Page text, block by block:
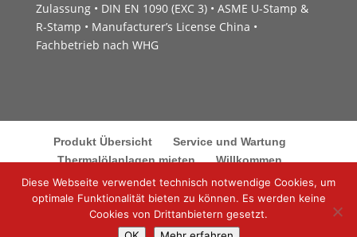
Zulassung • DIN EN 1090 (EXC 3) • ASME U-Stamp &
R-Stamp • Manufacturer’s License China •
Fachbetrieb nach WHG
Produkt Übersicht
Service und Wartung
Thermalölanlagen mieten
Willkommen
Ansprechpartner
Impressum
Datenschutzerklärung
AGB/AEB
Diese Webseite verwendet technisch notwendige Cookies, um
optimale Funktionalität bieten zu können. Es werden keine
Cookies von Drittanbietern gesetzt.